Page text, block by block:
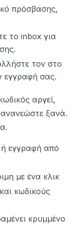
πρόσβασης,
το inbox για
τον στο
εγγραφή σας.
αργεί,
ανανεώστε ξανά.
ή εγγραφή από
με ένα κλικ
κωδικούς
κρυμμένο